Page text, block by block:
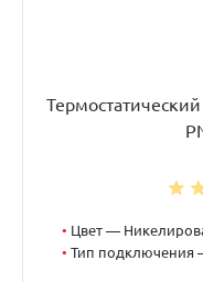
• Цвет —
• Тип подключения